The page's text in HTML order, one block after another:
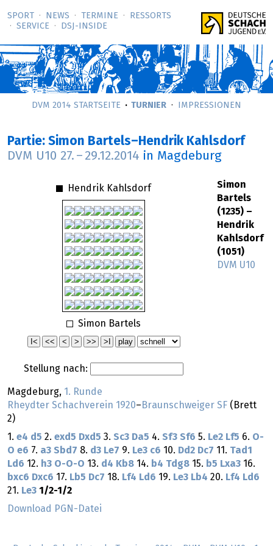
SPORT NEWS TERMINE
RESSORTS
SERVICE
DSJ-­INSIDE
DVM 2014 STARTSEITE TURNIER IMPRESSIONEN
Partie: Simon Bartels–Hendrik Kahlsdorf
DVM U10 27. – 29.12.2014 in Magdeburg
Hendrik Kahlsdorf
Simon Bartels
Stellung nach:
Simon
Bartels
(1235) –
Hendrik
Kahlsdorf
(1051)
DVM U10
Magdeburg, 1. Runde
Rheydter Schachverein 1920– Braunschweiger SF (Brett
2)
1. e4 d5 2. exd5 Dxd5 3. Sc3 Da5 4. Sf3 Sf6 5. Le2 Lf5 6. O-
O e6 7. a3 Sbd7 8. d3 Le7 9. Le3 c6 10. Dd2 Dc7 11. Tad1
Ld6 12. h3 O-O-O 13. d4 Kb8 14. b4 Tdg8 15. b5 Lxa3 16.
bxc6 Dxc6 17. Lb5 Dc7 18. Lf4 Ld6 19. Le3 Lb4 20. Lf4 Ld6
21. Le3 1/2-1/2
Download PGN-Datei